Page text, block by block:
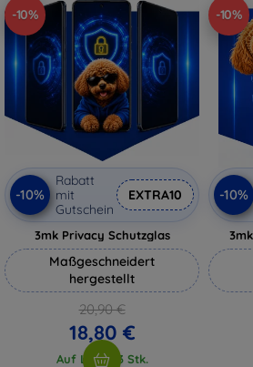
-10%
-10%
Rabatt
mit
Gutschein
EXTRA10
3mk Privacy Schutzglas
Maßgeschneidert
hergestellt
20,90 €
18,80 €
Auf Lager 3 Stk.
-10%
-10%